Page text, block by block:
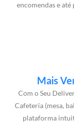
encomendas e
Mais
Com o Seu
Cafeteria (mesa,
plataforma